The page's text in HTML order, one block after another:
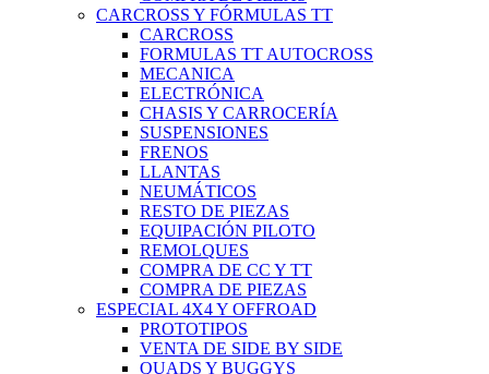
CARCROSS Y FÓRMULAS TT
CARCROSS
FORMULAS TT AUTOCROSS
MECANICA
ELECTRÓNICA
CHASIS Y CARROCERÍA
SUSPENSIONES
FRENOS
LLANTAS
NEUMÁTICOS
RESTO DE PIEZAS
EQUIPACIÓN PILOTO
REMOLQUES
COMPRA DE CC Y TT
COMPRA DE PIEZAS
ESPECIAL 4X4 Y OFFROAD
PROTOTIPOS
VENTA DE SIDE BY SIDE
QUADS Y BUGGYS